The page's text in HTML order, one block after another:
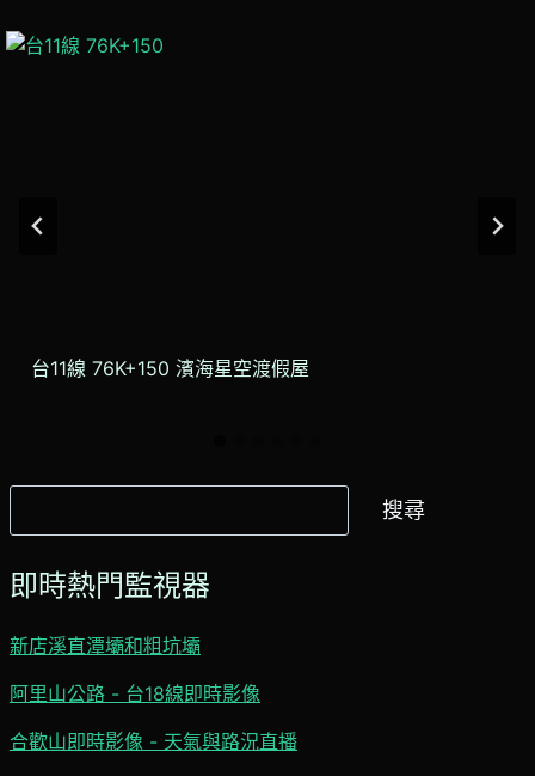
台11線 76K+150 濱海星空渡假屋
尋
搜尋
即時熱門監視器
新店溪直潭壩和粗坑壩
阿里山公路 - 台18線即時影像
合歡山即時影像 - 天氣與路況直播